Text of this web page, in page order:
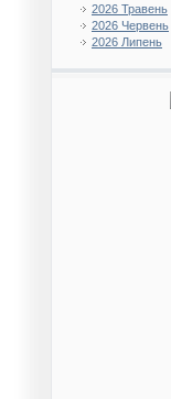
2026 Травень
2026 Червень
2026 Липень